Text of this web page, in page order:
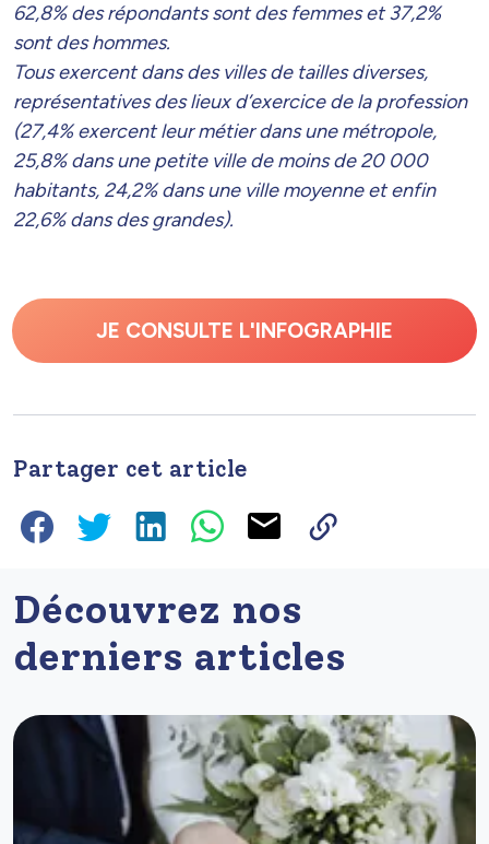
62,8% des répondants sont des femmes et 37,2%
sont des hommes.
Tous exercent dans des villes de tailles diverses,
représentatives des lieux d’exercice de la profession
(27,4% exercent leur métier dans une métropole,
25,8% dans une petite ville de moins de 20 000
habitants, 24,2% dans une ville moyenne et enfin
22,6% dans des grandes).
JE CONSULTE L'INFOGRAPHIE
Partager cet article
Découvrez nos
derniers articles